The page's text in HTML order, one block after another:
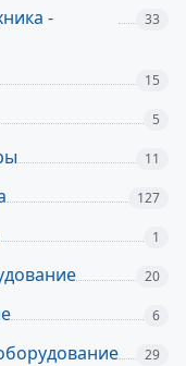
-
33
15
5
11
127
1
20
6
29